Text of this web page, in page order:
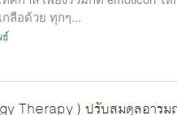
ลือด้วย ทุกๆ...
Therapy ) ปรับสมดุลอาร